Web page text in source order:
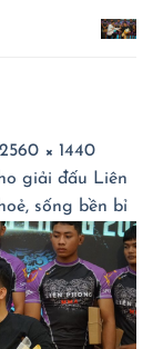
2560 × 1440
giải đấu Liên
sống bền bỉ